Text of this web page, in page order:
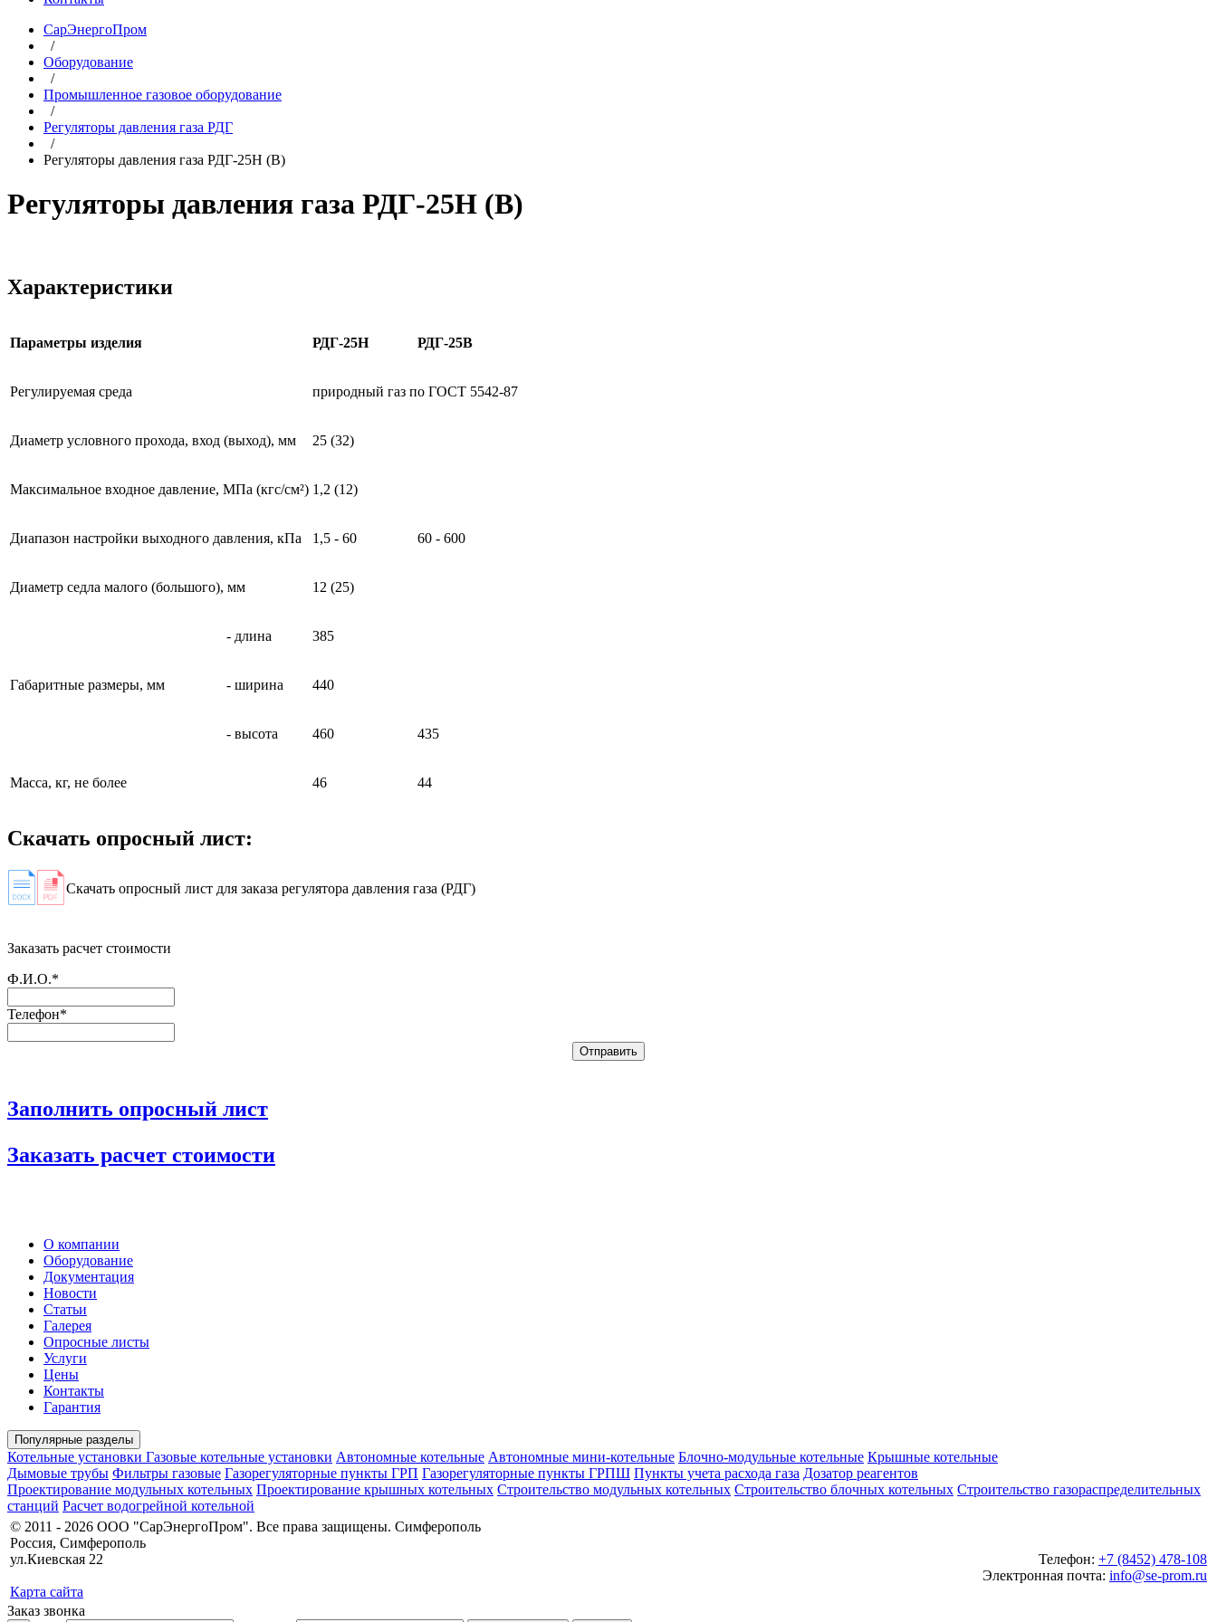
СарЭнергоПром
/
Оборудование
/
Промышленное газовое оборудование
/
Регуляторы давления газа РДГ
/
Регуляторы давления газа РДГ-25Н (В)
Регуляторы давления газа РДГ-25Н (В)
Характеристики
Параметры изделия РДГ-25Н РДГ-25В
Регулируемая среда природный газ по ГОСТ 5542-87
Диаметр условного прохода, вход (выход), мм 25 (32)
Максимальное входное давление, МПа (кгс/см²) 1,2 (12)
Диапазон настройки выходного давления, кПа 1,5 - 60 60 - 600
Диаметр седла малого (большого), мм 12 (25)
Габаритные размеры, мм
- длина 385
- ширина 440
- высота 460 435
Масса, кг, не более 46 44
Скачать опросный лист:
Скачать опросный лист для заказа регулятора давления газа (РДГ)
Заказать расчет стоимости
Ф.И.О.*
Телефон*
Заполнить опросный лист
Заказать расчет стоимости
О компании
Оборудование
Документация
Новости
Статьи
Галерея
Опросные листы
Услуги
Цены
Контакты
Гарантия
Популярные разделы
Котельные установки Газовые котельные установки Автономные котельные Автономные мини-котельные Блочно-модульные котельные Крышные котельные
Дымовые трубы Фильтры газовые Газорегуляторные пункты ГРП Газорегуляторные пункты ГРПШ Пункты учета расхода газа Дозатор реагентов
Проектирование модульных котельных Проектирование крышных котельных Строительство модульных котельных Строительство блочных котельных Строительство газораспределительных
станций Расчет водогрейной котельной
© 2011 - 2026 ООО "СарЭнергоПром". Все права защищены. Симферополь
Россия, Симферополь
ул.Киевская 22
Карта сайта
Телефон: +7 (8452) 478-108
Электронная почта: info@se-prom.ru
Заказ звонка